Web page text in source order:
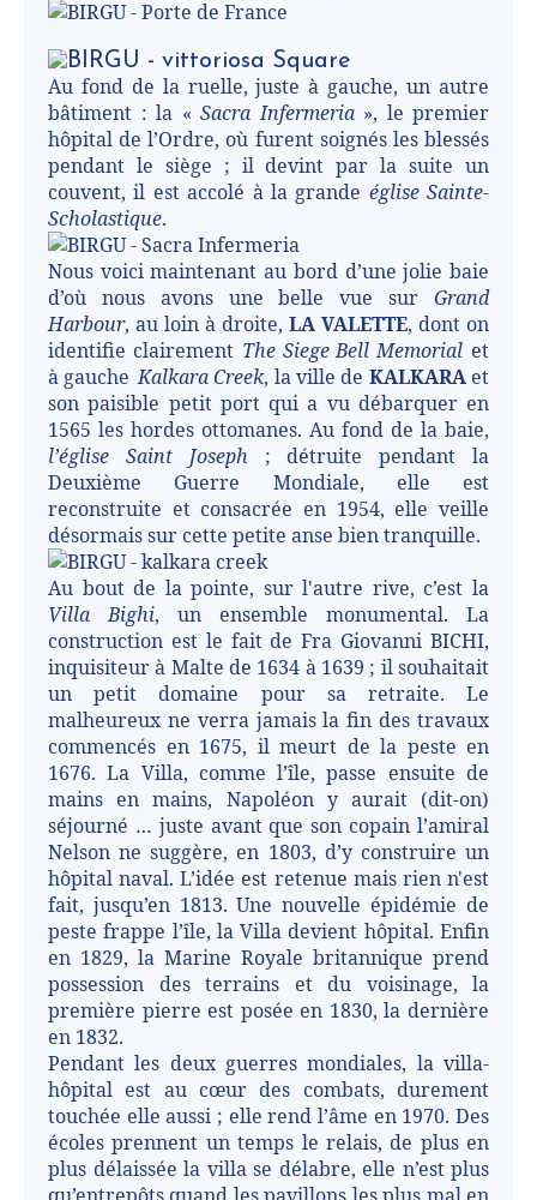
Au fond de la ruelle, juste à gauche, un autre
bâtiment : la « Sacra Infermeria», le premier
hôpital de l’Ordre, où furent soignés les blessés
pendant le siège ; il devint par la suite un
couvent, il est accolé à la grande église Sainte-
Scholastique.
Nous voici maintenant au bord d’une jolie baie
d’où nous avons une belle vue sur Grand
Harbour, au loin à droite, LA VALETTE, dont on
identifie clairement The Siege Bell Memorial et
à gauche Kalkara Creek, la ville de KALKARAet
son paisible petit port qui a vu débarquer en
1565 les hordes ottomanes. Au fond de la baie,
l’église Saint Joseph ; détruite pendant la
Deuxième Guerre Mondiale, elle est
reconstruite et consacrée en 1954, elle veille
désormais sur cette petite anse bien tranquille.
Au bout de la pointe, sur l'autre rive, c’est la
Villa Bighi, un ensemble monumental. La
construction est le fait de Fra Giovanni BICHI,
inquisiteur à Malte de 1634 à 1639 ; il souhaitait
un petit domaine pour sa retraite. Le
malheureux ne verra jamais la fin des travaux
commencés en 1675, il meurt de la peste en
1676. La Villa, comme l’île, passe ensuite de
mains en mains, Napoléon y aurait (dit-on)
séjourné … juste avant que son copain l’amiral
Nelson ne suggère, en 1803, d’y construire un
hôpital naval. L’idée est retenue mais rien n'est
fait, jusqu’en 1813. Une nouvelle épidémie de
peste frappe l’île, la Villa devient hôpital. Enfin
en 1829, la Marine Royale britannique prend
possession des terrains et du voisinage, la
première pierre est posée en 1830, la dernière
en 1832.
Pendant les deux guerres mondiales, la villa-
hôpital est au cœur des combats, durement
touchée elle aussi ; elle rend l’âme en 1970. Des
écoles prennent un temps le relais, de plus en
plus délaissée la villa se délabre, elle n’est plus